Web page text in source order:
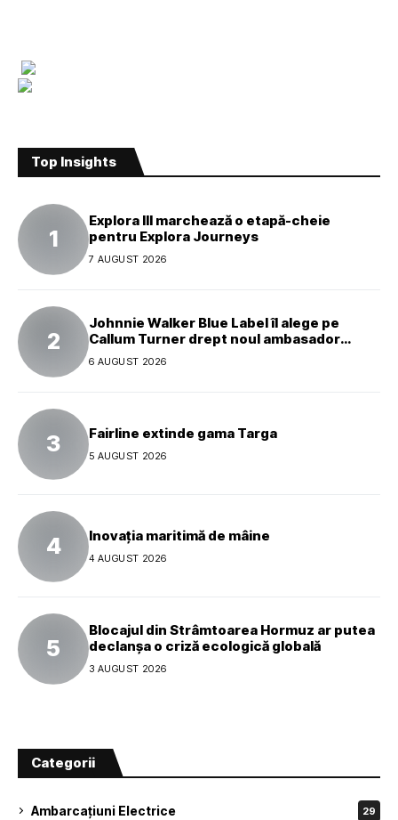
Top Insights
Explora III marchează o etapă-cheie
pentru Explora Journeys
7 AUGUST 2026
Johnnie Walker Blue Label îl alege pe
Callum Turner drept noul ambasador
global al mărcii
6 AUGUST 2026
Fairline extinde gama Targa
5 AUGUST 2026
Inovația maritimă de mâine
4 AUGUST 2026
Blocajul din Strâmtoarea Hormuz ar putea
declanșa o criză ecologică globală
3 AUGUST 2026
Categorii
Ambarcațiuni Electrice 29